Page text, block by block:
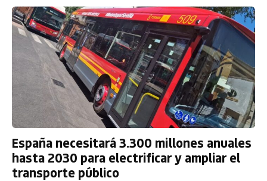
España necesitará 3.300 millones anuales
hasta 2030 para electrificar y ampliar el
transporte público